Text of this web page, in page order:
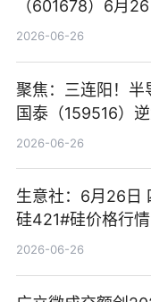
（601678）6月
卖出5964.34万元
2026-06-26
聚焦：三连阳！半
国泰（159516）
3.5%，近10日累
2026-06-26
生意社：6月26日
硅421#硅价格行情
2026-06-26